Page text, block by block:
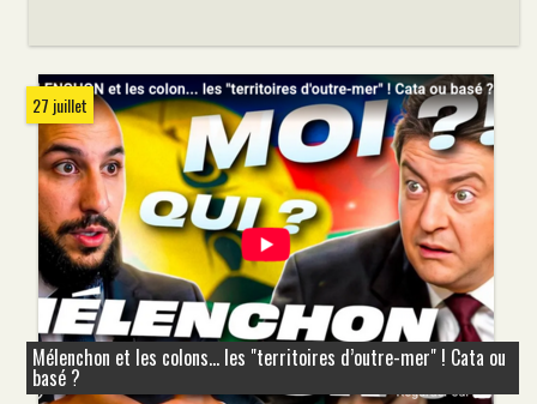
27 juillet
Mélenchon et les colons... les "territoires d’outre-mer" ! Cata ou
basé ?